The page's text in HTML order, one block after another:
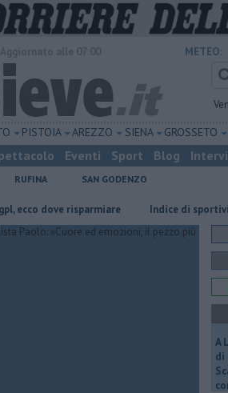
METEO:
PISTOIA AREZZO SIENA GROSSETO
Eventi Sport Blog
RUFINA SAN GODENZO
dove risparmiare Indice di sportività,
A
di